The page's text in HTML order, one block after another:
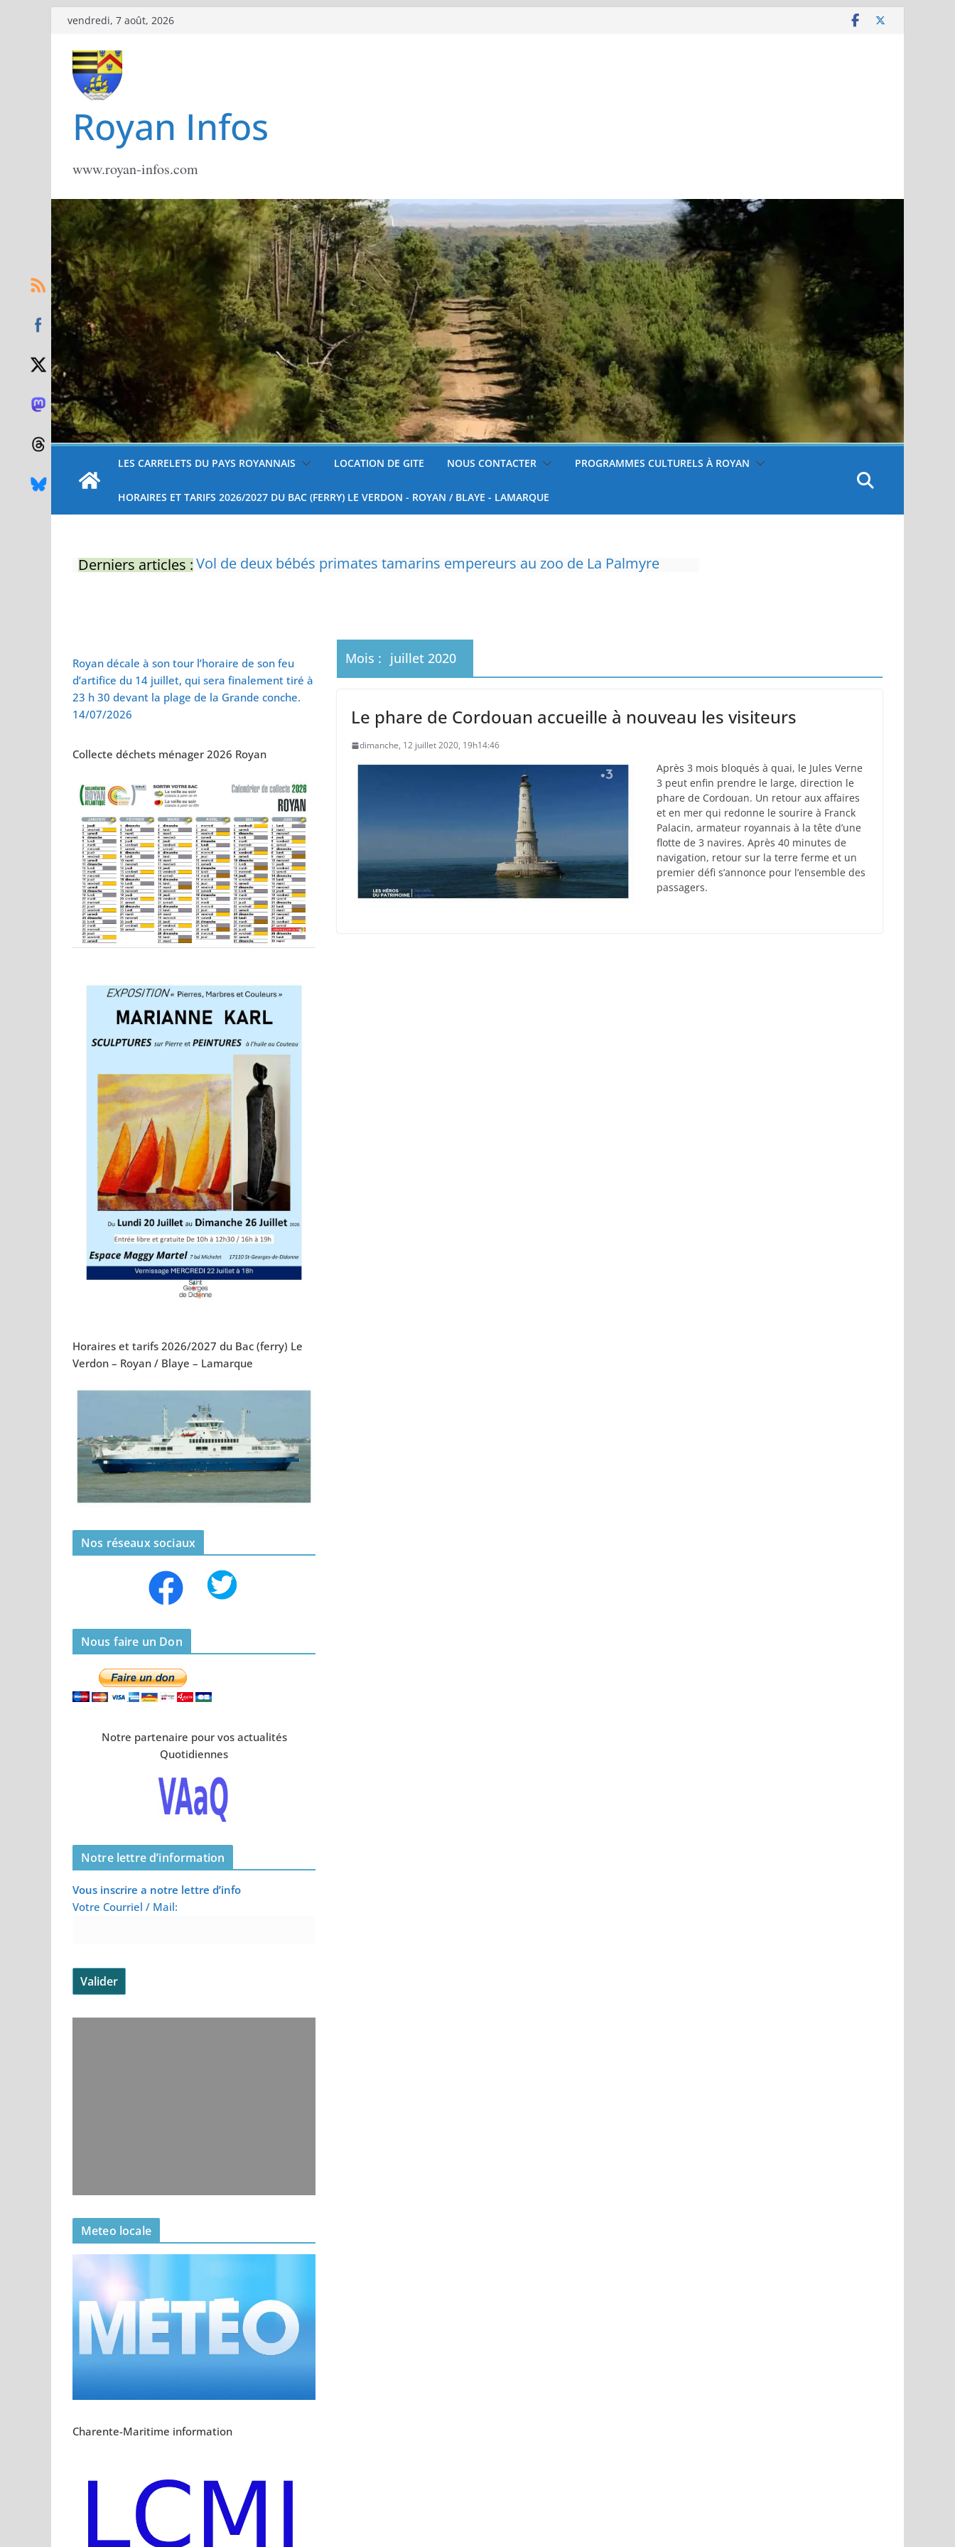
Passer
contenu
vendredi, 7 août, 2026
Royan Infos
www.royan-infos.com
LES CARRELETS DU PAYS ROYANNAIS LOCATION DE GITE NOUS CONTACTER PROGRAMMES CULTURELS À ROYAN
HORAIRES ET TARIFS 2026/2027 DU BAC (FERRY) LE VERDON - ROYAN / BLAYE - LAMARQUE
Derniers articles :Eau potable : Le préfet de Charente-Maritime annonce de nouvelles
Vol de deux bébés primates tamarins empereurs au zoo de La Palmyre
Mois : juillet 2020
Le phare de Cordouan accueille à nouveau les visiteurs
dimanche, 12 juillet 2020, 19h14:46
Après 3 mois bloqués à quai, le Jules Verne
3 peut enfin prendre le large, direction le
phare de Cordouan. Un retour aux affaires
et en mer qui redonne le sourire à Franck
Palacin, armateur royannais à la tête d’une
flotte de 3 navires. Après 40 minutes de
navigation, retour sur la terre ferme et un
premier défi s’annonce pour l’ensemble des
passagers.
Royan décale à son tour l’horaire de son feu
d’artifice du 14 juillet, qui sera finalement tiré à
23 h 30 devant la plage de la Grande conche.
14/07/2026
Collecte déchets ménager 2026 Royan
Horaires et tarifs 2026/2027 du Bac (ferry) Le
Verdon – Royan / Blaye – Lamarque
Nos réseaux sociaux
Nous faire un Don
Notre partenaire pour vos actualités
Quotidiennes
Notre lettre d’information
Vous inscrire a notre lettre d’info
Votre Courriel / Mail:
Meteo locale
Charente-Maritime information